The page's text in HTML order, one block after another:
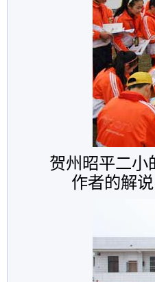
贺州昭平二小
作者的解